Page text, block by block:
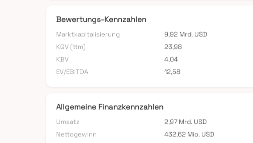
Bewertungs-Kennzahlen
Marktkapitalisierung
9,92 Mrd. USD
KGV (ttm)
23,98
KBV
4,04
EV/EBITDA
12,58
Allgemeine Finanzkennzahlen
Umsatz
2,97 Mrd. USD
Nettogewinn
432,62 Mio. USD